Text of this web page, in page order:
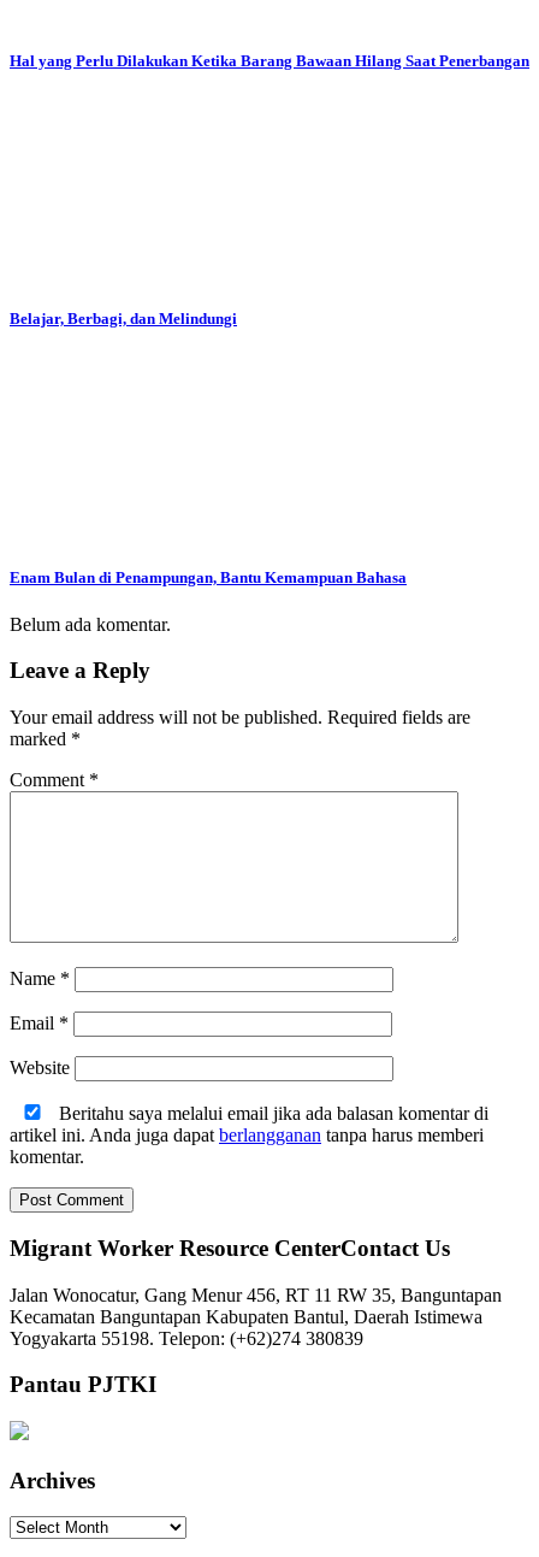
Hal yang Perlu Dilakukan Ketika Barang Bawaan Hilang Saat Penerbangan
Belajar, Berbagi, dan Melindungi
Enam Bulan di Penampungan, Bantu Kemampuan Bahasa
Belum ada komentar.
Leave a Reply
Your email address will not be published. Required fields are
marked *
Comment *
Name *
Email *
Website
Beritahu saya melalui email jika ada balasan komentar di
artikel ini. Anda juga dapat berlangganan tanpa harus memberi
komentar.
Migrant Worker Resource CenterContact Us
Jalan Wonocatur, Gang Menur 456, RT 11 RW 35, Banguntapan
Kecamatan Banguntapan Kabupaten Bantul, Daerah Istimewa
Yogyakarta 55198. Telepon: (+62)274 380839
Pantau PJTKI
Archives
Archives